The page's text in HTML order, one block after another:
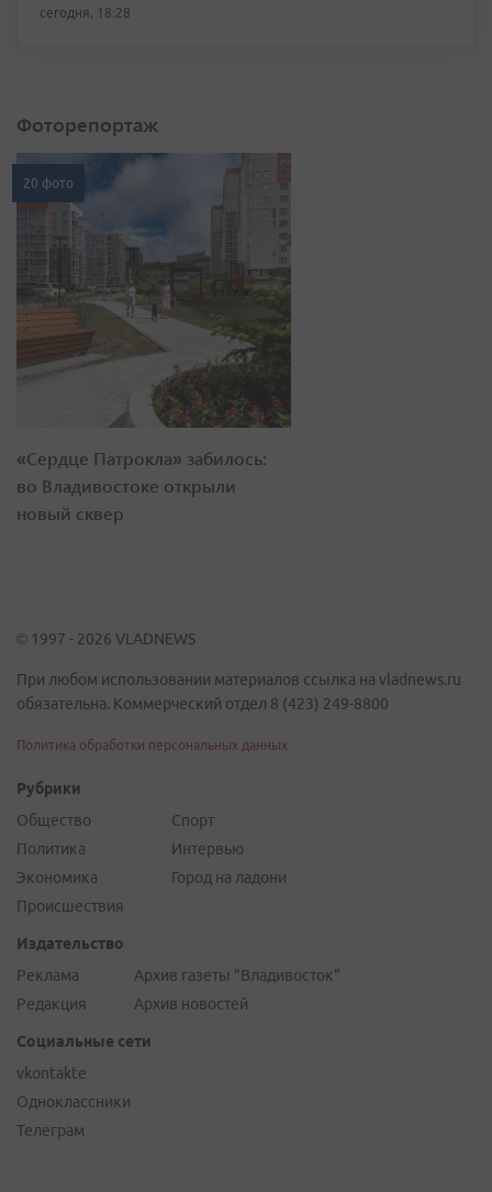
сегодня, 18:28
Фоторепортаж
20 фото
«Сердце Патрокла» забилось:
во Владивостоке открыли
новый сквер
© 1997 - 2026 VLADNEWS
При любом использовании материалов ссылка на vladnews.ru
обязательна. Коммерческий отдел 8 (423) 249-8800
Политика обработки персональных данных
Рубрики
Общество
Политика
Экономика
Происшествия
Спорт
Интервью
Город на ладони
Издательство
Реклама
Редакция
Архив газеты "Владивосток"
Архив новостей
Социальные сети
vkontakte
Одноклассники
Телеграм